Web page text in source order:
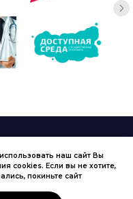
Пациентам
наш сайт Вы
cookies. Если вы не хотите,
покиньте сайт